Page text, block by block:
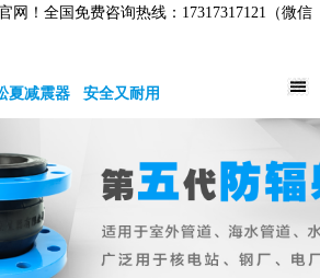
网！全国免费咨询热线：17317317121（微信
夏减震器 安全又耐用